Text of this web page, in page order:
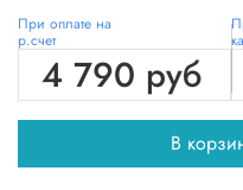
При оплате на
р.счет
4 790 руб
В